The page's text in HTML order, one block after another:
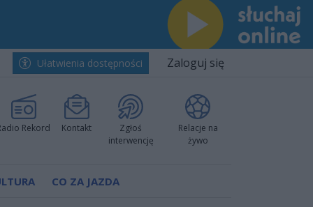
Ułatwienia dostępności Zaloguj się
Rekord Kontakt
Zgłoś
interwencję
Relacje na
żywo
CO ZA JAZDA